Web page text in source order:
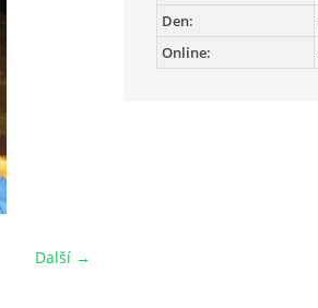
Další →
Online:
Den: